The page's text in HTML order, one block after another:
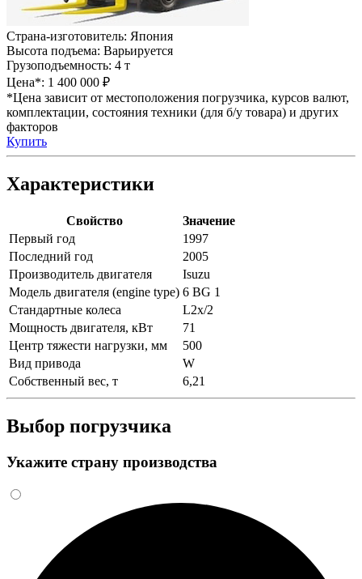
Страна-изготовитель: Япония
Высота подъема: Варьируется
Грузоподъемность: 4 т
Цена*: 1 400 000 ₽
*Цена зависит от местоположения погрузчика, курсов валют,
комплектации, состояния техники (для б/у товара) и других
факторов
Купить
Характеристики
Свойство
Значение
Первый год
1997
Последний год
2005
Производитель двигателя
Isuzu
Модель двигателя (engine type) 6 BG 1
Стандартные колеса
L2x/2
Мощность двигателя, кВт
71
Центр тяжести нагрузки, мм
500
Вид привода
W
Собственный вес, т
6,21
Выбор погрузчика
Укажите страну производства